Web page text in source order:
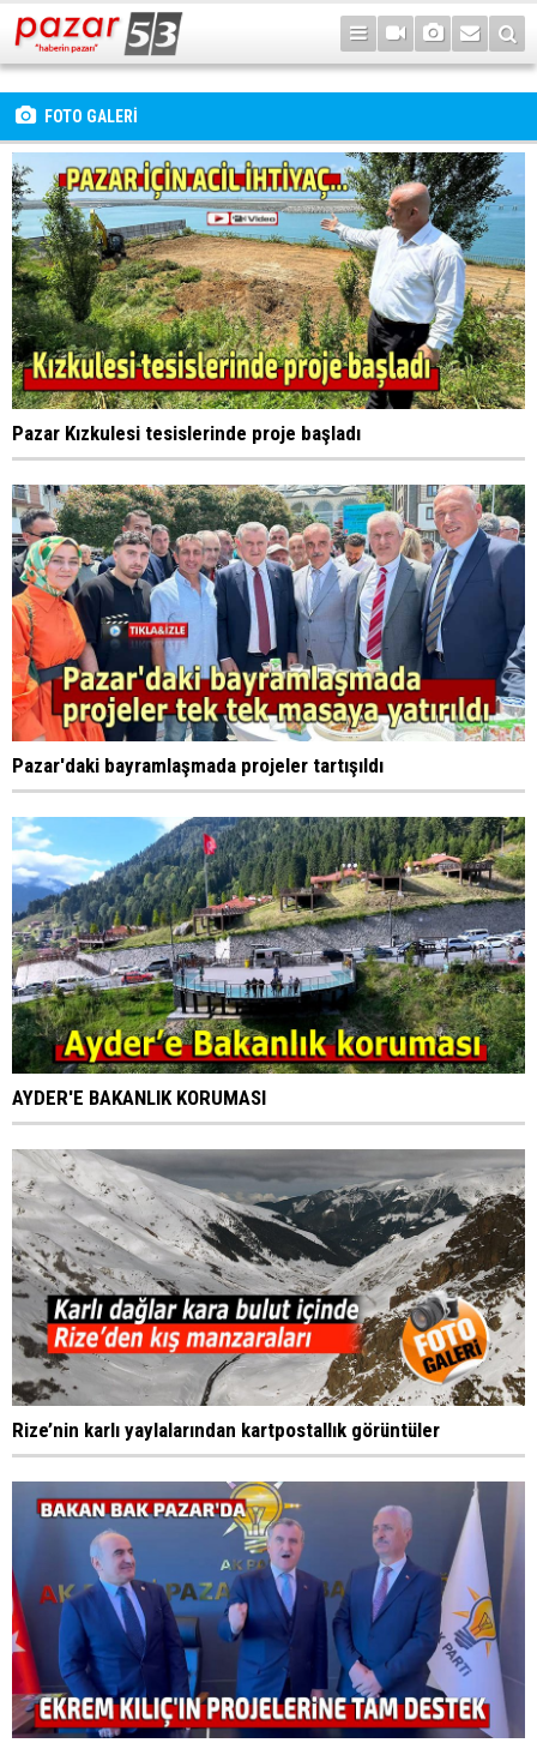
FOTO GALERİ
Pazar Kızkulesi tesislerinde proje başladı
Pazar'daki bayramlaşmada projeler tartışıldı
AYDER'E BAKANLIK KORUMASI
Rize’nin karlı yaylalarından kartpostallık görüntüler